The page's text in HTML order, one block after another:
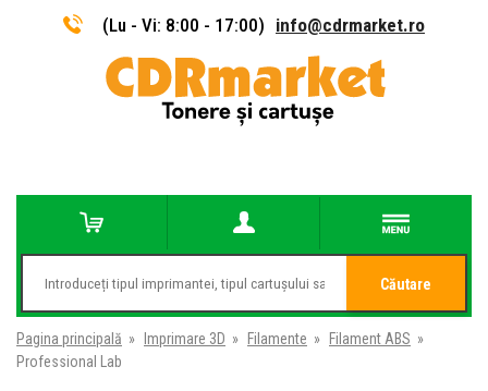
(Lu - Vi: 8:00 - 17:00) info@cdrmarket.ro
Căutare
Pagina principală » Imprimare 3D » Filamente » Filament ABS »
Professional Lab